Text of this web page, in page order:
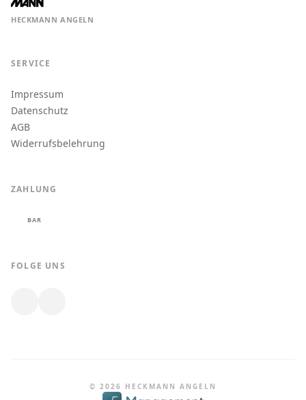
HECKMANN ANGELN
SERVICE
Impressum
Datenschutz
AGB
Widerrufsbelehrung
ZAHLUNG
BAR
FOLGE UNS
© 2026 HECKMANN ANGELN